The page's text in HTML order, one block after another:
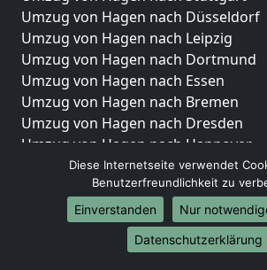
Umzug von Hagen nach Düsseldorf
Umzug von Hagen nach Leipzig
Umzug von Hagen nach Dortmund
Umzug von Hagen nach Essen
Umzug von Hagen nach Bremen
Umzug von Hagen nach Dresden
Umzug von Hagen nach Hannover
Umzug von Hagen nach Nürnberg
Umzug von Hagen nach Duisburg
Umzug von Hagen nach Bochum
Umzug von Hagen nach Wuppertal
Umzug von Hagen nach Bielefeld
Diese Internetseite verwendet
Benutzerfreundlichkeit zu
Einverstanden
Nur
Datenschutzerklärung